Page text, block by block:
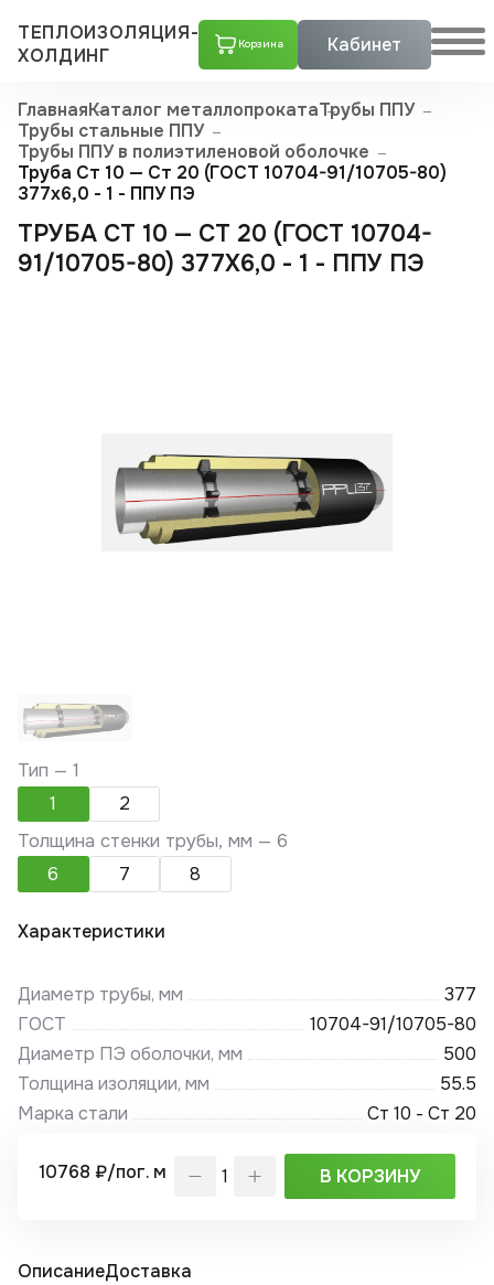
ТЕПЛОИЗОЛЯЦИЯ-
ХОЛДИНГ
Корзина Кабинет
ГлавнаяКаталог металлопрокатаТрубы ППУ
Трубы стальные ППУ
Трубы ППУ в полиэтиленовой оболочке
Труба Ст 10 — Ст 20 (ГОСТ 10704-91/10705-80)
377x6,0 - 1 - ППУ ПЭ
ТРУБА СТ 10 — СТ 20 (ГОСТ 10704-
91/10705-80) 377X6,0 - 1 - ППУ ПЭ
Тип —1
1
2
Толщина стенки трубы, мм —6
6
7 8
Характеристики
Диаметр трубы, мм
377
ГОСТ
10704-91/10705-80
Диаметр ПЭ оболочки, мм
500
Толщина изоляции, мм
55.5
Марка стали
Ст 10 - Ст 20
10768 ₽/пог. м В КОРЗИНУ
ОписаниеДоставка